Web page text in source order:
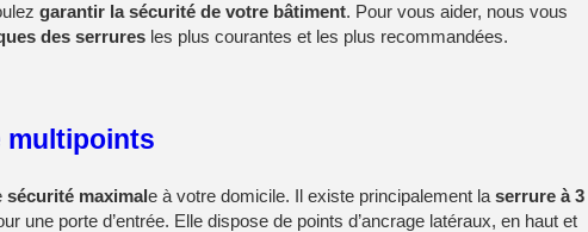
garantir la sécurité de votre bâtiment. Pour vous aider, nous vous
des serrures les plus courantes et les plus recommandées.
multipoints
sécurité maximale à votre domicile. Il existe principalement la serrure à 3
une porte d’entrée. Elle dispose de points d’ancrage latéraux, en haut et